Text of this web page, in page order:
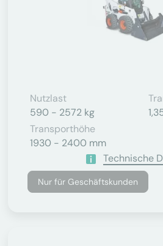
Nutzlast
590 - 2572 kg
Transporthöhe
1930 - 2400 mm
Technische
Nur für Geschäftskunden